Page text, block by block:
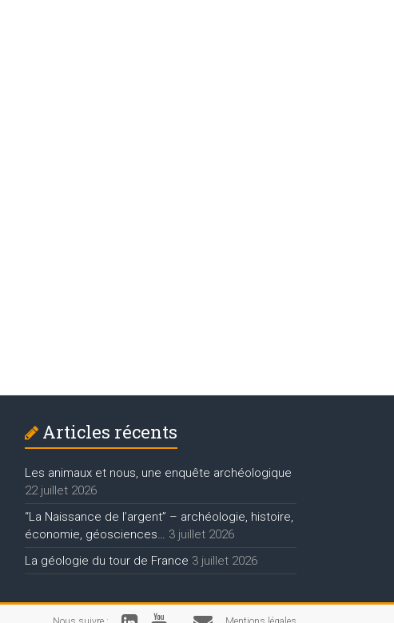
Articles récents
Les animaux et nous, une enquête archéologique
22 juillet 2026
“La Naissance de l’argent” – archéologie, histoire,
économie, géosciences… 3 juillet 2026
La géologie du tour de France 3 juillet 2026